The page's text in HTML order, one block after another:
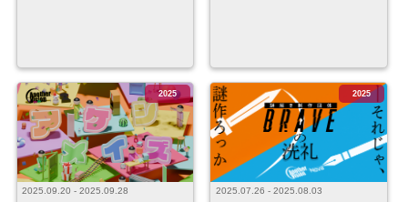
2025.09.20 - 2025.09.28
2025
2025.07.26 - 2025.08.03
2025